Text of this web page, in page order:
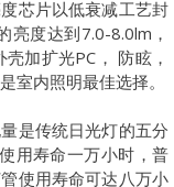
芯片以低衰减工艺封
亮度达到7.0-8.0lm，
加扩光PC， 防眩，
室内照明最佳选择。
是传统日光灯的五分
用寿命一万小时，普
使用寿命可达八万小